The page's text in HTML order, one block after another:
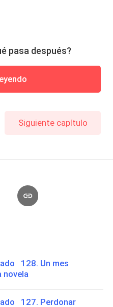
pasa después?
Siguiente capítulo
128. Un mes
novela
127. Perdonar